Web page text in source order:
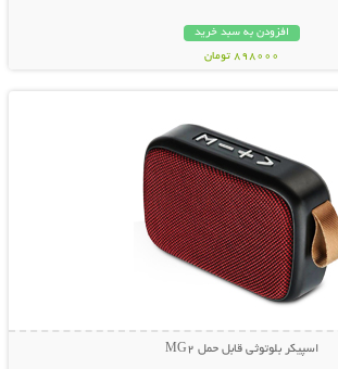
افزودن به سبد خرید
898000 تومان
نمایش توضیحات بیشتر
اسپیکر بلوتوثی قابل حمل MG2